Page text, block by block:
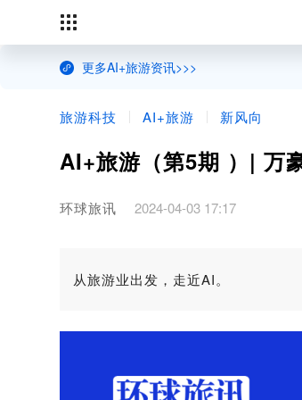
更多AI+旅游资讯>>>
旅游科技 AI+旅游 新风向
AI+旅游（第5期 ）| 万
环球旅讯 2024-04-03 17:17
从旅游业出发，走近AI。